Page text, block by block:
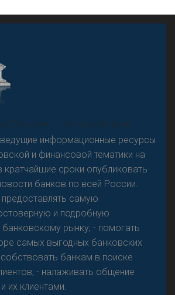
России» – группа компаний,
информационные ресурсы
и финансовой тематики на
кратчайшие сроки опубликовать
банков по всей России.
самую
и подробную
рынку; - помогать
самых выгодных банковских
банкам в поиске
- налаживать общение
их клиентами.